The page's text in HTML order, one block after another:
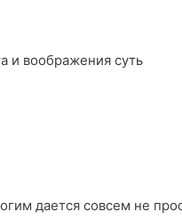
и воображения суть
дается совсем не